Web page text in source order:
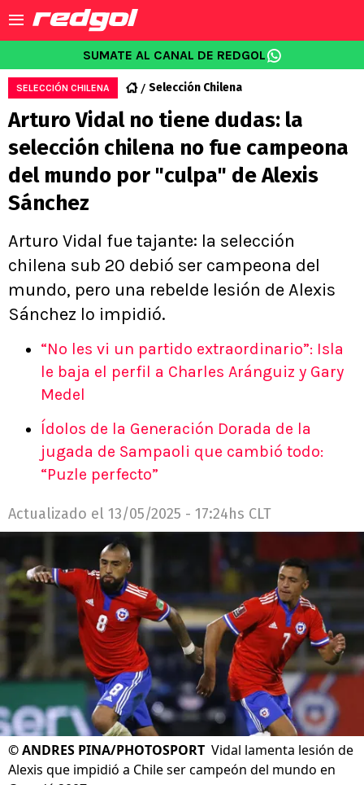
SUMATE AL CANAL DE REDGOL
SELECCIÓN CHILENA Selección Chilena
Arturo Vidal no tiene dudas: la
selección chilena no fue campeona
del mundo por "culpa" de Alexis
Sánchez
Arturo Vidal fue tajante: la selección
chilena sub 20 debió ser campeona del
mundo, pero una rebelde lesión de Alexis
Sánchez lo impidió.
“No les vi un partido extraordinario”: Isla
le baja el perfil a Charles Aránguiz y Gary
Medel
Ídolos de la Generación Dorada de la
jugada de Sampaoli que cambió todo:
“Puzle perfecto”
Actualizado el 13/05/2025 - 17:24hs CLT
©ANDRES PINA/PHOTOSPORT Vidal lamenta lesión de
Alexis que impidió a Chile ser campeón del mundo en